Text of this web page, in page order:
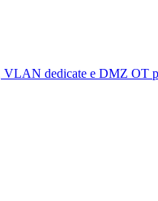
VLAN dedicate e DMZ OT